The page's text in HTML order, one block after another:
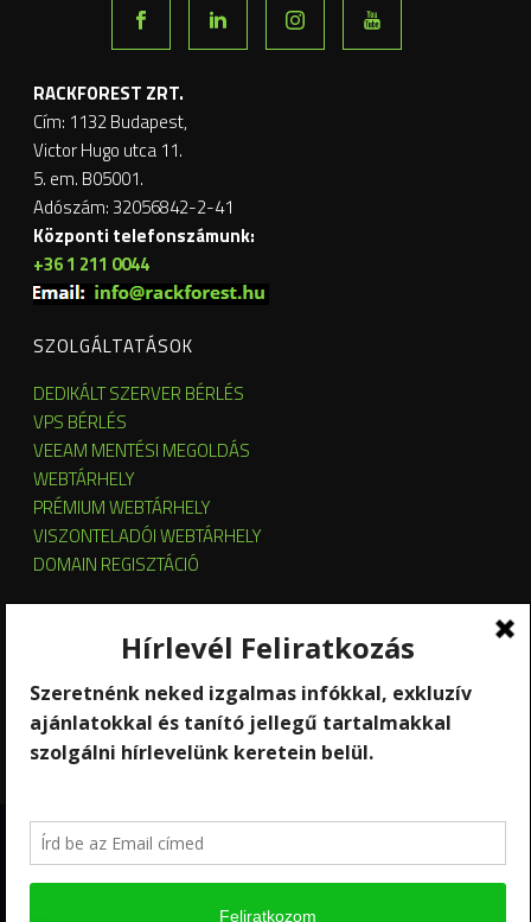
RACKFOREST ZRT.
Cím: 1132 Budapest,
Victor Hugo utca 11.
5. em. B05001.
Adószám: 32056842-2-41
Központi telefonszámunk:
+36 1 211 0044
SZOLGÁLTATÁSOK
DEDIKÁLT SZERVER BÉRLÉS
VPS BÉRLÉS
VEEAM MENTÉSI MEGOLDÁS
WEBTÁRHELY
PRÉMIUM WEBTÁRHELY
VISZONTELADÓI WEBTÁRHELY
DOMAIN REGISZTÁCIÓ
SZERVER ÜZEMELTETÉS
SZOFTVERBÉRLÉS
STREAMING
Copyright 2026 © RackForest
Szolgáltatások
Kapcsolat